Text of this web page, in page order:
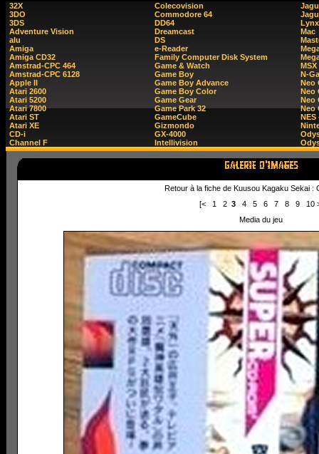
32X
3DO
3DS
Adventure Vision
alu
Amiga
Amiga CD32
Amstrad-CPC 464
Amstrad-CPC 6128
Apple II
Atari 2600
Atari 5200
Atari 7800
Atari ST
Atari XE
CD-i
Channel F
Colecovision
Commodore 64
DD64
Dreamcast
DS
e-Reader
Family Computer Disk System
Game & Watch
Game Boy
Game Boy Advance
Game Boy Color
Game Gear
Game Park 32
GameCube
Gizmondo
GX-4000
Intellivision
Lynx
Mac
MSX
N-
Neo
Neo
Neo
Neo
NES
Retour à la fiche de Kuusou Kagaku Sekai :
[<
1 23 4 5 6 7 8 9 10
Media du jeu